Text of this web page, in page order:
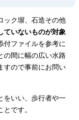
ック塀、石造その他
ていないものが対象
付ファイルを参考に
の間に幅の広い水路
すので事前にお問い
をいい、歩行者や一
です。